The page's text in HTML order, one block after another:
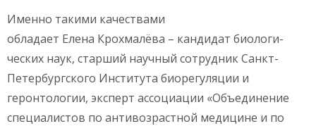
Именно такими качествами
обладает Елена Крохмалёва – кандидат биологи­
ческих наук, старший научный сотруд­ник Санкт-
Петербургского Института биорегуляции и
геронтологии, эксперт ассоциации «Объединение
специалистов по антивозрастной медицине и по